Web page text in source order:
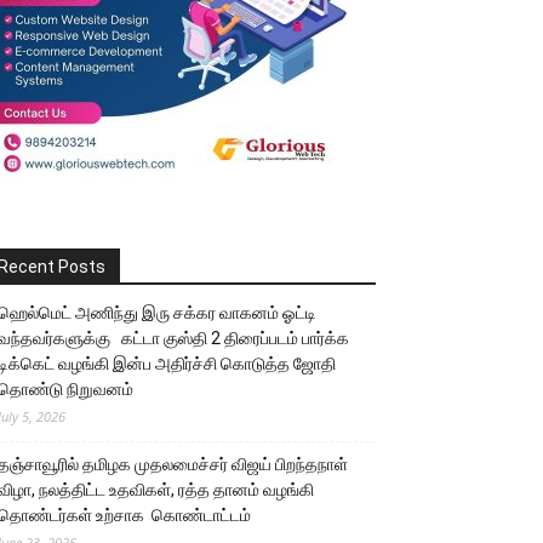
Posts
அணிந்து இரு சக்கர வாகனம் ஓட்டி
கட்டா குஸ்தி 2 திரைப்படம் பார்க்க
வழங்கி இன்ப அதிர்ச்சி கொடுத்த ஜோதி
நிறுவனம்
5, 2026
தமிழக முதலமைச்சர் விஜய் பிறந்தநாள்
நலத்திட்ட உதவிகள், ரத்த தானம் வழங்கி
உற்சாக கொண்டாட்டம்